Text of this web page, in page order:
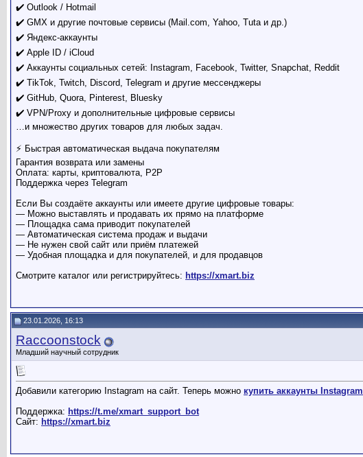
✔️ Outlook / Hotmail
✔️ GMX и другие почтовые сервисы (Mail.com, Yahoo, Tuta и др.)
✔️ Яндекс-аккаунты
✔️ Apple ID / iCloud
✔️ Аккаунты социальных сетей: Instagram, Facebook, Twitter, Snapchat, Reddit
✔️ TikTok, Twitch, Discord, Telegram и другие мессенджеры
✔️ GitHub, Quora, Pinterest, Bluesky
✔️ VPN/Proxy и дополнительные цифровые сервисы
…и множество других товаров для любых задач.
⚡️ Быстрая автоматическая выдача покупателям
Гарантия возврата или замены
Оплата: карты, криптовалюта, P2P
Поддержка через Telegram
Если Вы создаёте аккаунты или имеете другие цифровые товары:
— Можно выставлять и продавать их прямо на платформе
— Площадка сама приводит покупателей
— Автоматическая система продаж и выдачи
— Не нужен свой сайт или приём платежей
— Удобная площадка и для покупателей, и для продавцов
Смотрите каталог или регистрируйтесь: https://xmart.biz
23.01.2026, 16:13
Raccoonstock
Младший научный сотрудник
Добавили категорию Instagram на сайт. Теперь можно купить аккаунты Instagram
Поддержка: https://t.me/xmart_support_bot
Сайт: https://xmart.biz